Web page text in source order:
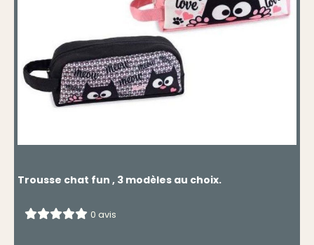
Trousse chat fun , 3 modèles au choix.
0 avis